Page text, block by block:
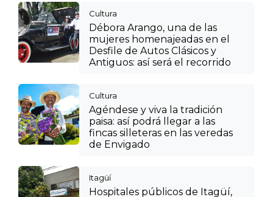
Cultura
Débora Arango, una de las
mujeres homenajeadas en el
Desfile de Autos Clásicos y
Antiguos: así será el recorrido
Cultura
Agéndese y viva la tradición
paisa: así podrá llegar a las
fincas silleteras en las veredas
de Envigado
Itagüí
Hospitales públicos de Itagüí,